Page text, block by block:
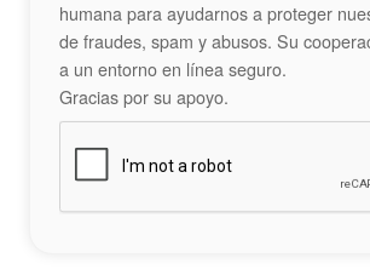
humana para ayudarnos a proteger
de fraudes, spam y abusos. Su
a un entorno en línea seguro.
Gracias por su apoyo.